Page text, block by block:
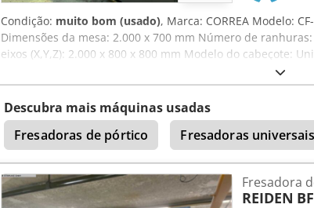
Condição: muito bom (usado), Marca: CORREA Modelo:
Dimensões da mesa: 2.000 x 700 mm Número de
eixos (X,Y,Z): 2.000 x 800 x 800 mm Modelo do cabeçote:
Hidráulica Cone: ISO 50 (DIN 69871) Faixa de rotações:
rápidos (X,Y,Z): 12.000 mm/min Peso máximo sobre a
x 2.730 mm Peso da máquina: 10 t Máquina equipada
Azspfx Aiisha - Volante eletrônico
Descubra mais máquinas usadas
Fresadoras de pórtico
Fresadoras
Fresadora
REIDEN